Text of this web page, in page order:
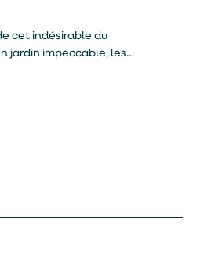
cet indésirable du
jardin impeccable, les